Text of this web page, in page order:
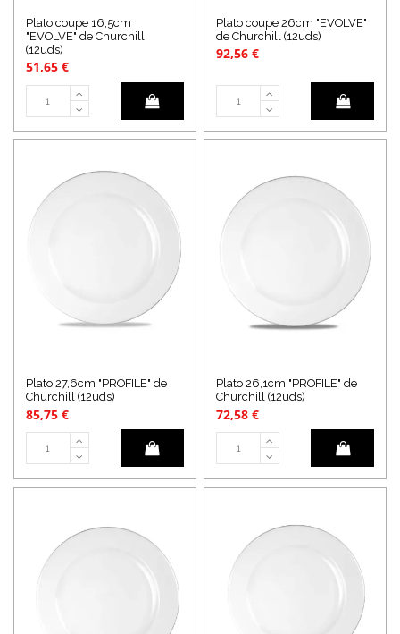
Plato coupe 16,5cm
"EVOLVE" de Churchill
(12uds)
51,65 €
Plato coupe 26cm "EVOLVE"
de Churchill (12uds)
92,56 €
Plato 27,6cm "PROFILE" de
Churchill (12uds)
85,75 €
Plato 26,1cm "PROFILE" de
Churchill (12uds)
72,58 €